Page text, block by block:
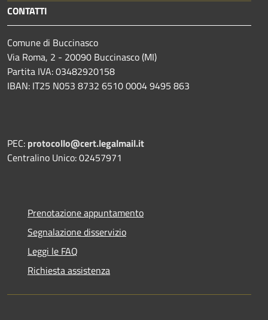
CONTATTI
Comune di Buccinasco
Via Roma, 2 - 20090 Buccinasco (MI)
Partita IVA: 03482920158
IBAN: IT25 N053 8732 6510 0004 9495 863
PEC: protocollo@cert.legalmail.it
Centralino Unico: 02457971
Prenotazione appuntamento
Segnalazione disservizio
Leggi le FAQ
Richiesta assistenza